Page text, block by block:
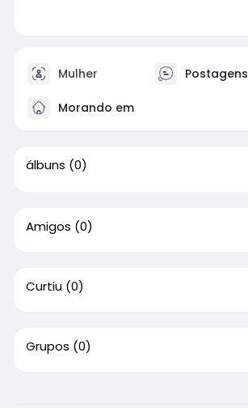
Mulher Postagens
Morando em
álbuns (0)
Amigos (0)
Curtiu (0)
Grupos (0)